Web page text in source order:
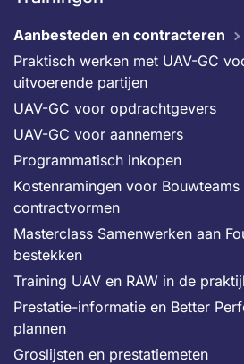
Aanbesteden en contracteren
Praktisch werken met UAV-GC
uitvoerende partijen
UAV-GC voor opdrachtgevers
UAV-GC voor aannemers
Programmatisch inkopen
Kostenramingen voor Bouwteams
contractvormen
Masterclass Samenwerken aan
bestekken
Training UAV en RAW in de
Prestatie-informatie en Better
plannen
Groslijsten en prestatiemeten